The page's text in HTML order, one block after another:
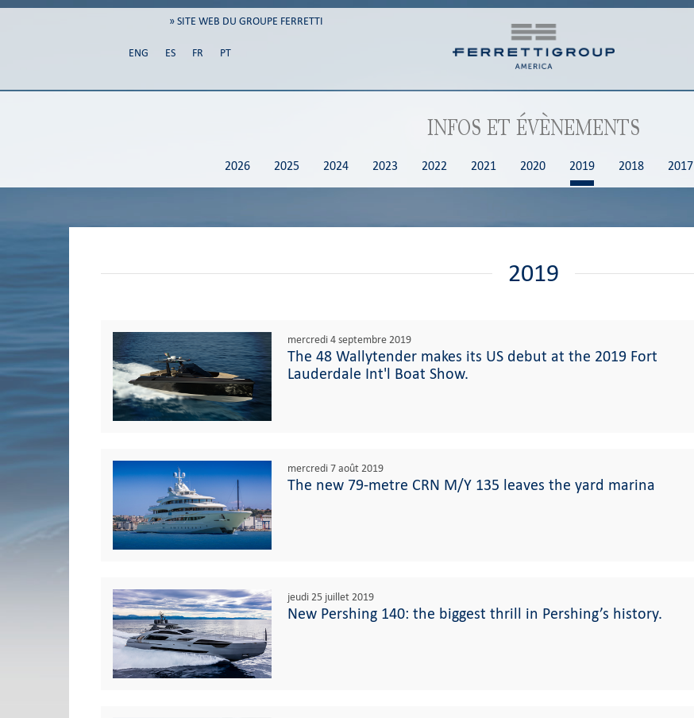
» SITE WEB DU GROUPE FERRETTI
ENG ES FR PT
INFOS ET ÉVÈNEMENTS
2026 2025 2024 2023 2022 2021 2020 2019 2018 2017
2019
mercredi 4 septembre 2019
The 48 Wallytender makes its US debut at the 2019 Fort
Lauderdale Int'l Boat Show.
mercredi 7 août 2019
The new 79-metre CRN M/Y 135 leaves the yard marina
jeudi 25 juillet 2019
New Pershing 140: the biggest thrill in Pershing’s history.